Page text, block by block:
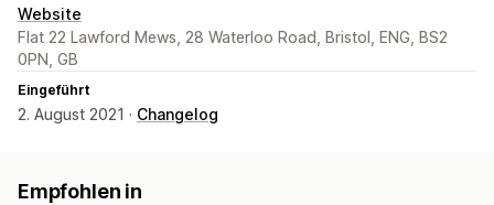
Website
Flat 22 Lawford Mews, 28 Waterloo Road, Bristol, ENG, BS2
0PN, GB
Eingeführt
2. August 2021 · Changelog
Empfohlen in